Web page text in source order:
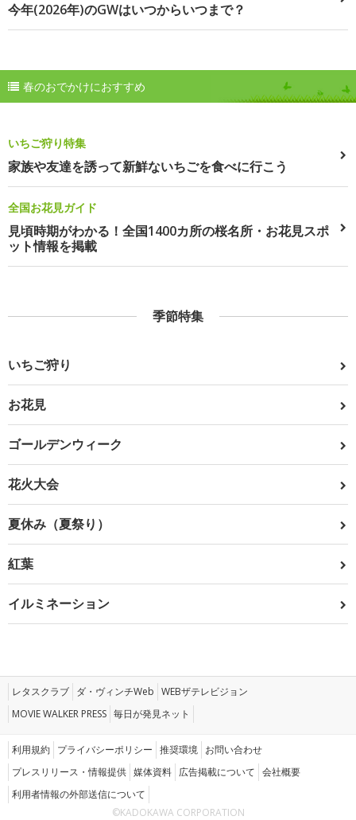
今年(2026年)のGWはいつからいつまで？
春のおでかけにおすすめ
いちご狩り特集
家族や友達を誘って新鮮ないちごを食べに行こう
全国お花見ガイド
見頃時期がわかる！全国1400カ所の桜名所・お花見スポ
ット情報を掲載
季節特集
いちご狩り
お花見
ゴールデンウィーク
花火大会
夏休み（夏祭り）
紅葉
イルミネーション
レタスクラブ ダ・ヴィンチWeb WEBザテレビジョン
MOVIE WALKER PRESS 毎日が発見ネット
利用規約 プライバシーポリシー 推奨環境 お問い合わせ
プレスリリース・情報提供 媒体資料 広告掲載について 会社概要
利用者情報の外部送信について
©KADOKAWA CORPORATION